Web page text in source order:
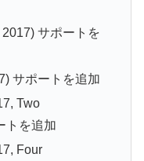
サポートを
サポートを追加
Two
トを追加
Four